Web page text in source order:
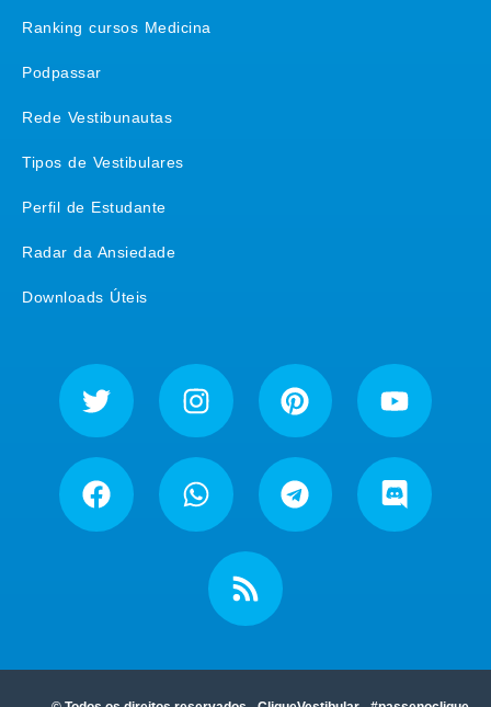
Ranking cursos Medicina
Podpassar
Rede Vestibunautas
Tipos de Vestibulares
Perfil de Estudante
Radar da Ansiedade
Downloads Úteis